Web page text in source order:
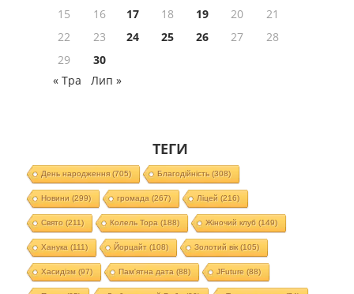
15
16 17 18 19 20
21
22
23 24 25 26 27
28
29
30
« Тра
Лип »
ТЕГИ
День народження(705) Благодійність(308)
Новини (299) громада (267) Ліцей (216)
Свято (211) Колель Тора (188) Жіночий клуб (149)
Ханука (111) Йорцайт (108) Золотий вік(105)
Хасидізм (97) Пам'ятна дата (88) JFuture (88)